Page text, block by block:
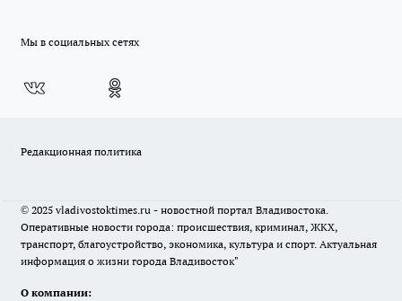
Мы в социальных сетях
Редакционная политика
© 2025 vladivostoktimes.ru - новостной портал Владивостока.
Оперативные новости города: происшествия, криминал, ЖКХ,
транспорт, благоустройство, экономика, культура и спорт. Актуальная
информация о жизни города Владивосток"
О компании: